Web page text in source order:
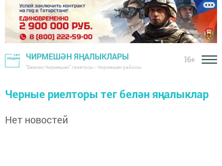
ЧИРМЕШӘН ЯҢАЛЫКЛАРЫ
"Безнең Чирмешән" газетасы - Чирмешән районы
16+
Черные риелторы тег белән яңалыклар
Нет новостей